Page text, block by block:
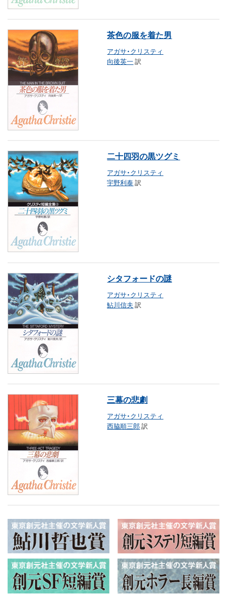
茶色の服を着た男
アガサ・クリスティ
向後英一訳
二十四羽の黒ツグミ
アガサ・クリスティ
宇野利泰訳
シタフォードの謎
アガサ・クリスティ
鮎川信夫 訳
三幕の悲劇
アガサ・クリスティ
西脇順三郎訳